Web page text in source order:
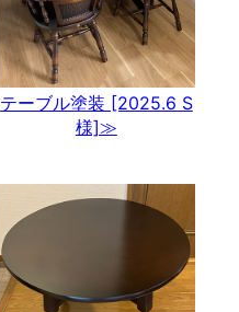
テーブル塗装 [2025.6 S
様]≫